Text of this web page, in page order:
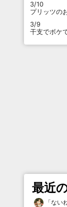
3/10
プリッツの
3/9
干支でボケ
最近
「ない